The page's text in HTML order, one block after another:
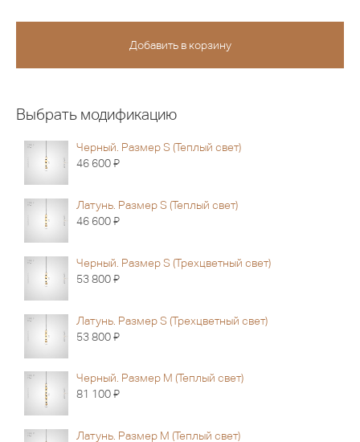
Выбрать модификацию
Черный. Размер S (Теплый свет)
46 600Я
Латунь. Размер S (Теплый свет)
46 600Я
Черный. Размер S (Трехцветный свет)
53 800Я
Латунь. Размер S (Трехцветный свет)
53 800Я
Черный. Размер M (Теплый свет)
81 100Я
Латунь. Размер M (Теплый свет)